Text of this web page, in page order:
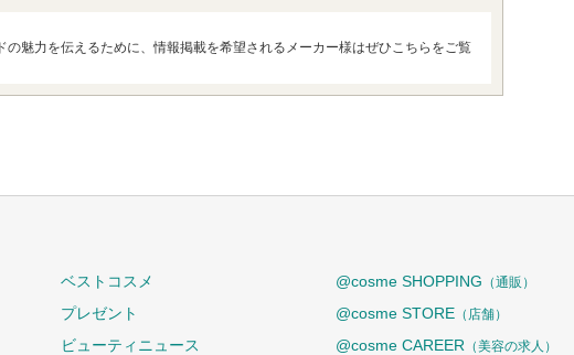
の魅力を伝えるために、情報掲載を希望されるメーカー様はぜひこちらをご覧
ベストコスメ
プレゼント
ビューティニュース
@cosme SHOPPING （通販）
@cosme STORE （店舗）
@cosme CAREER （美容の求人）